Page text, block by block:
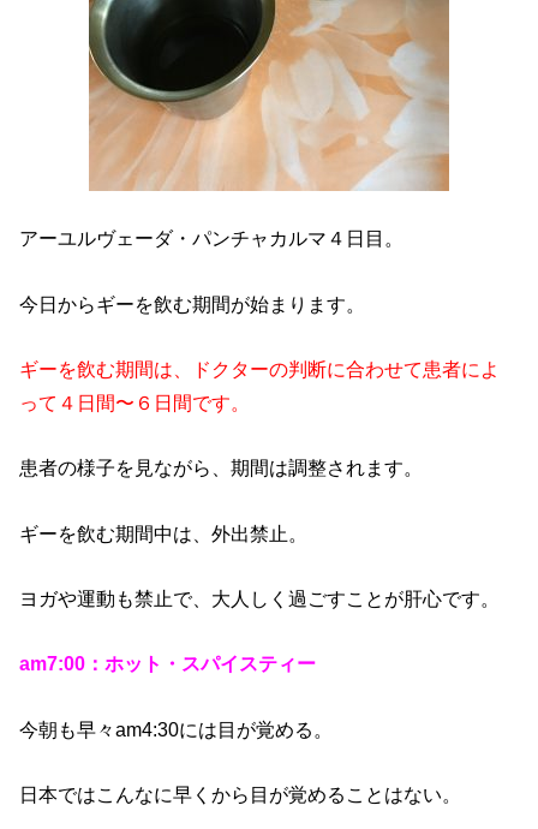
アーユルヴェーダ・パンチャカルマ４日目。
今日からギーを飲む期間が始まります。
ギーを飲む期間は、ドクターの判断に合わせて患者によ
って４日間〜６日間です。
患者の様子を見ながら、期間は調整されます。
ギーを飲む期間中は、外出禁止。
ヨガや運動も禁止で、大人しく過ごすことが肝心です。
am7:00：ホット・スパイスティー
今朝も早々am4:30には目が覚める。
日本ではこんなに早くから目が覚めることはない。